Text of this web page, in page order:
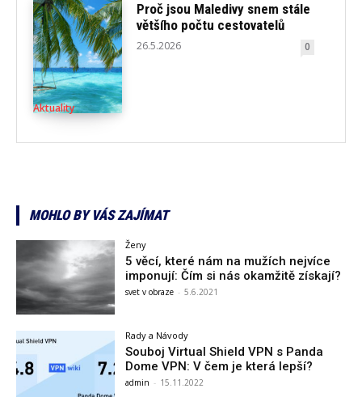
Aktuality
Proč jsou Maledivy snem stále
většího počtu cestovatelů
26.5.2026 0
MOHLO BY VÁS ZAJÍMAT
Ženy
5 věcí, které nám na mužích nejvíce
imponují: Čím si nás okamžitě získají?
svet v obraze - 5.6.2021
Rady a Návody
Souboj Virtual Shield VPN s Panda
Dome VPN: V čem je která lepší?
admin - 15.11.2022